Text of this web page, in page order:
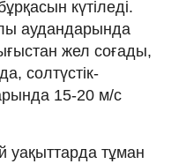
күтіледі.
аудандарында
жел соғады,
солтүстік-
15-20 м/с
уақыттарда тұман